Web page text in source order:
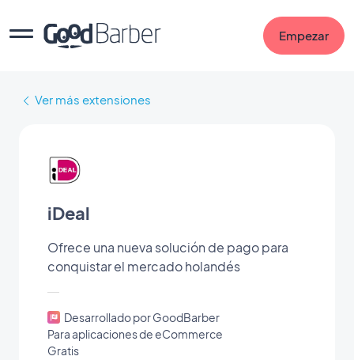
Empezar
Ver más extensiones
iDeal
Ofrece una nueva solución de pago para
conquistar el mercado holandés
Desarrollado por GoodBarber
Para aplicaciones de eCommerce
Gratis